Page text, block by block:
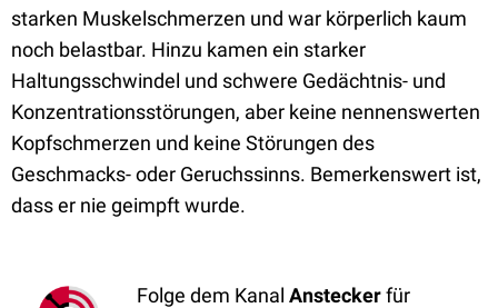
starken Muskelschmerzen und war körperlich kaum
noch belastbar. Hinzu kamen ein starker
Haltungsschwindel und schwere Gedächtnis- und
Konzentrationsstörungen, aber keine nennenswerten
Kopfschmerzen und keine Störungen des
Geschmacks- oder Geruchssinns. Bemerkenswert ist,
dass er nie geimpft wurde.
Folge dem Kanal Ansteckerfür